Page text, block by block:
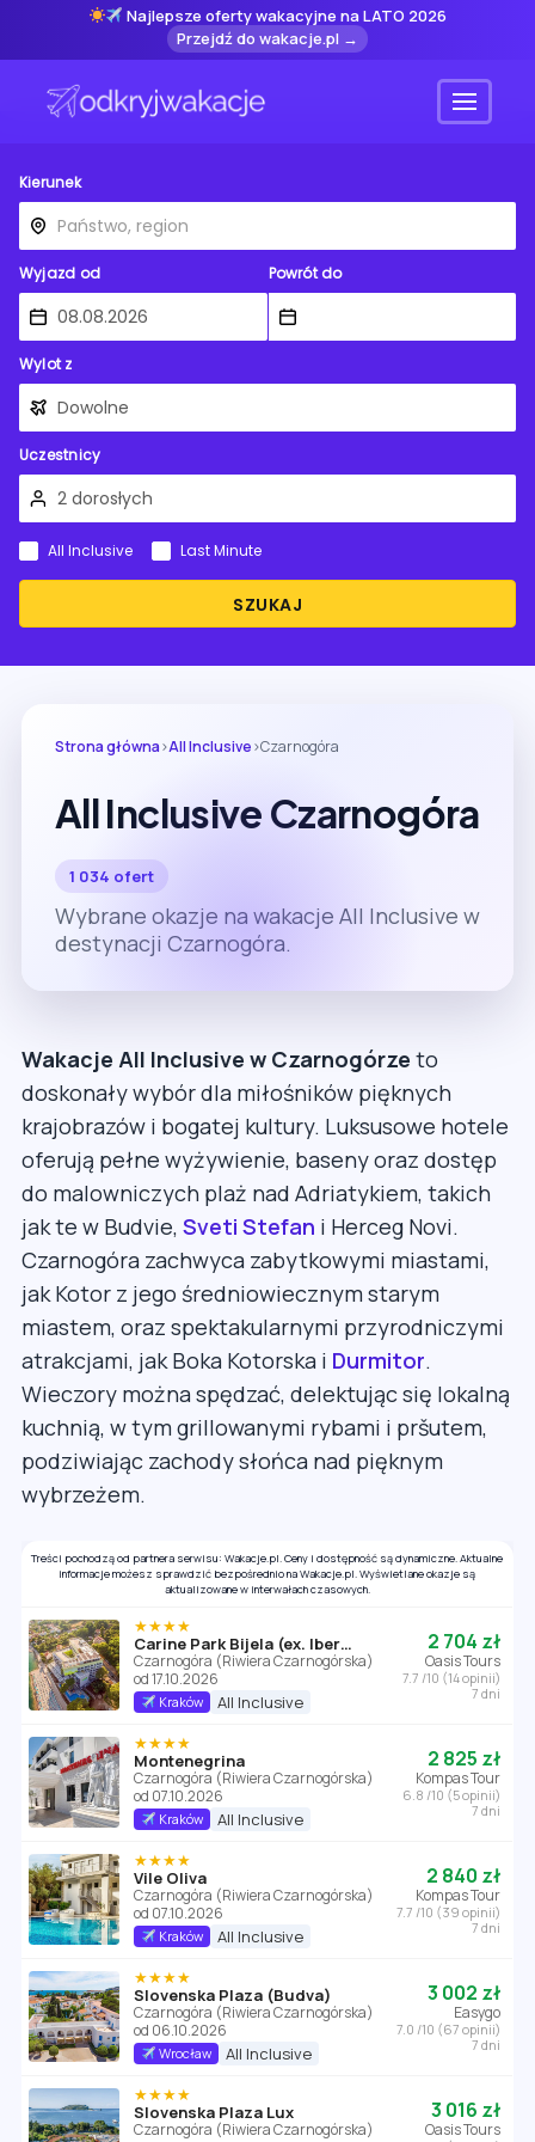
Najlepsze oferty wakacyjne na LATO 2026
Przejdź do wakacje.pl →
Menu
Kierunek
Wyjazd od Powrót do
Wylot z
Uczestnicy
SZUKAJ
All Inclusive Last Minute
Strona główna›All Inclusive›Czarnogóra
All Inclusive Czarnogóra
1 034 ofert
Wybrane okazje na wakacje All Inclusive w
destynacji Czarnogóra.
Wakacje All Inclusive w Czarnogórze to
doskonały wybór dla miłośników pięknych
krajobrazów i bogatej kultury. Luksusowe hotele
oferują pełne wyżywienie, baseny oraz dostęp
do malowniczych plaż nad Adriatykiem, takich
jak te w Budvie, Sveti Stefan i Herceg Novi.
Czarnogóra zachwyca zabytkowymi miastami,
jak Kotor z jego średniowiecznym starym
miastem, oraz spektakularnymi przyrodniczymi
atrakcjami, jak Boka Kotorska i Durmitor.
Wieczory można spędzać, delektując się lokalną
kuchnią, w tym grillowanymi rybami i pršutem,
podziwiając zachody słońca nad pięknym
wybrzeżem.
Treści pochodzą od partnera serwisu: Wakacje.pl. Ceny i dostępność są dynamiczne. Aktualne
informacje możesz sprawdzić bezpośrednio na Wakacje.pl. Wyświetlane okazje są
aktualizowane w interwałach czasowych.
★★★★
Carine Park Bijela (ex. Iberostar Bijela Park)
Czarnogóra (Riwiera Czarnogórska)
od 17.10.2026
Kraków All Inclusive
2 704 zł
Oasis Tours
7.7 /10 (14 opinii)
7 dni
★★★★
Montenegrina
Czarnogóra (Riwiera Czarnogórska)
od 07.10.2026
Kraków All Inclusive
2 825 zł
Kompas Tour
6.8 /10 (5 opinii)
7 dni
★★★★
Vile Oliva
Czarnogóra (Riwiera Czarnogórska)
od 07.10.2026
Kraków All Inclusive
2 840 zł
Kompas Tour
7.7 /10 (39 opinii)
7 dni
★★★★
Slovenska Plaza (Budva)
Czarnogóra (Riwiera Czarnogórska)
od 06.10.2026
Wrocław All Inclusive
3 002 zł
Easygo
7.0 /10 (67 opinii)
7 dni
★★★★
Slovenska Plaza Lux
Czarnogóra (Riwiera Czarnogórska)
3 016 zł
Oasis Tours